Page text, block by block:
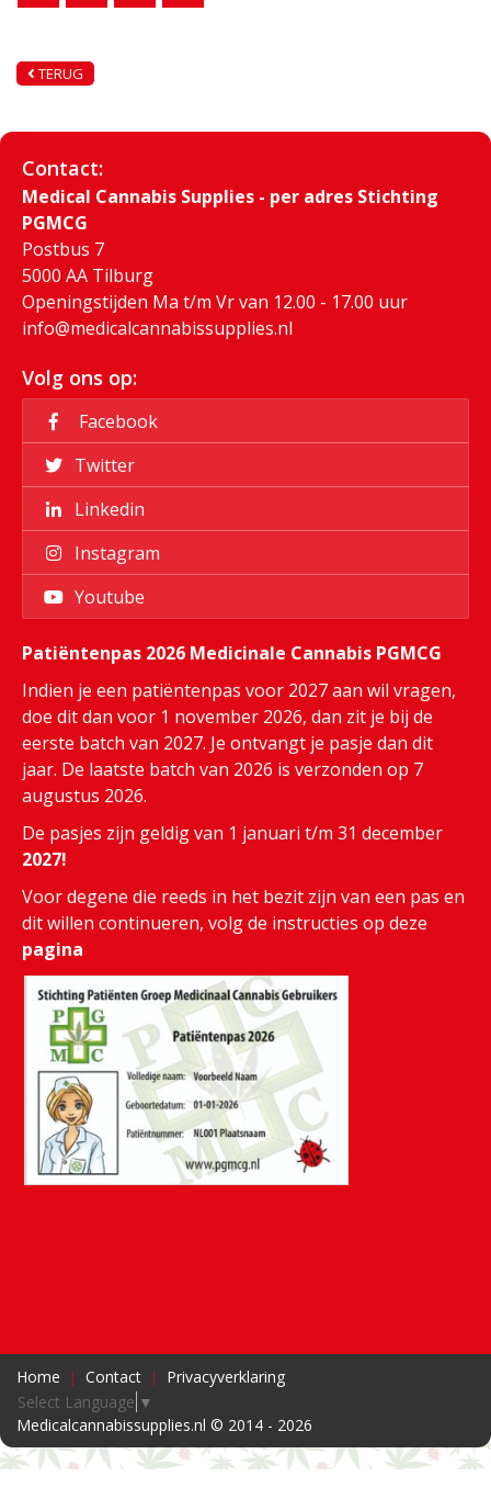
TERUG
Contact:
Medical Cannabis Supplies - per adres Stichting
PGMCG
Postbus 7
5000 AA Tilburg
Openingstijden Ma t/m Vr van 12.00 - 17.00 uur
info@medicalcannabissupplies.nl
Volg ons op:
Facebook
Twitter
Linkedin
Instagram
Youtube
Patiëntenpas 2026 Medicinale Cannabis PGMCG
Indien je een patiëntenpas voor 2027 aan wil vragen,
doe dit dan voor 1 november 2026, dan zit je bij de
eerste batch van 2027. Je ontvangt je pasje dan dit
jaar. De laatste batch van 2026 is verzonden op 7
augustus 2026.
De pasjes zijn geldig van 1 januari t/m 31 december
2027!
Voor degene die reeds in het bezit zijn van een pas en
dit willen continueren, volg de instructies op deze
pagina
Home Contact
Privacyverklaring
Select Language ▼
Medicalcannabissupplies.nl © 2014 - 2026